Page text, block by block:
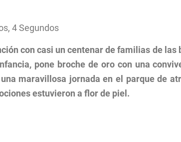
4 Segundos
con casi un centenar de familias de las
pone broche de oro con una
maravillosa jornada en el parque de
estuvieron a flor de piel.